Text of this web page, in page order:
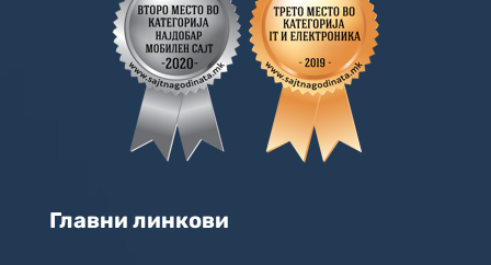
Главни линкови